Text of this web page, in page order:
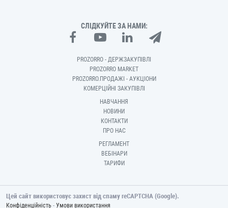
СЛІДКУЙТЕ ЗА НАМИ:
PROZORRO - ДЕРЖЗАКУПІВЛІ
PROZORRO MARKET
PROZORRO.ПРОДАЖІ - АУКЦІОНИ
КОМЕРЦІЙНІ ЗАКУПІВЛІ
НАВЧАННЯ
НОВИНИ
КОНТАКТИ
ПРО НАС
РЕГЛАМЕНТ
ВЕБІНАРИ
ТАРИФИ
Цей сайт використовує захист від спаму reCAPTCHA (Google).
Конфіденційність - Умови використання